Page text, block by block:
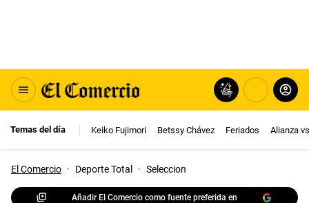
Temas del día Keiko Fujimori Betssy Chávez Feriados Alianza
El Comercio · Deporte Total · Seleccion
Añadir El Comercio como fuente preferida en